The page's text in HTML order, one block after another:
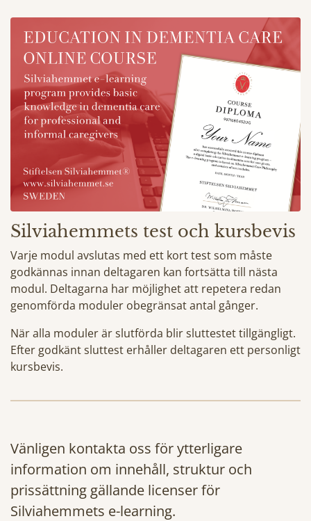
Silviahemmets test och kursbevis
Varje modul avslutas med ett kort test som måste
godkännas innan deltagaren kan fortsätta till nästa
modul. Deltagarna har möjlighet att repetera redan
genomförda moduler obegränsat antal gånger.
När alla moduler är slutförda blir sluttestet tillgängligt.
Efter godkänt sluttest erhåller deltagaren ett personligt
kursbevis.
Vänligen kontakta oss för ytterligare
information om innehåll, struktur och
prissättning gällande licenser för
Silviahemmets e-learning.